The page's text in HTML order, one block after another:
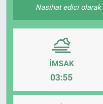
Nasihat edici
İMSAK
03:55